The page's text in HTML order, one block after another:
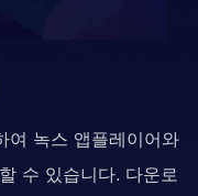
여 녹스 앱플레이어와
수 있습니다. 다운로